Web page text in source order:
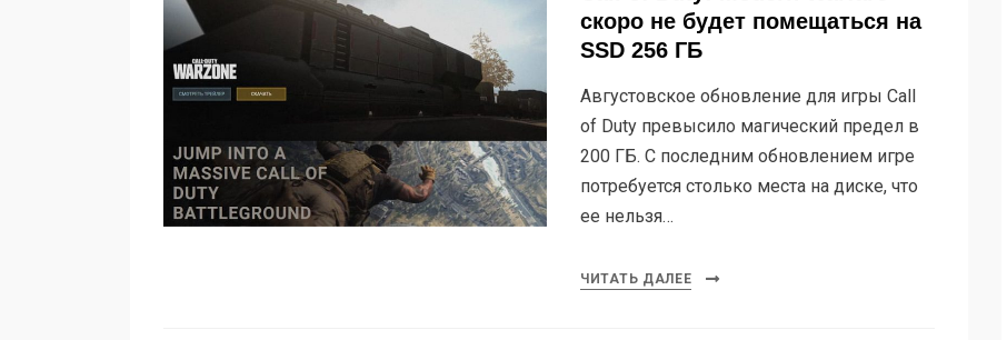
скоро не будет помещаться на
SSD 256 ГБ
Августовское обновление для игры Call
of Duty превысило магический предел в
200 ГБ. С последним обновлением игре
потребуется столько места на диске, что
ее нельзя…
ЧИТАТЬ ДАЛЕЕ